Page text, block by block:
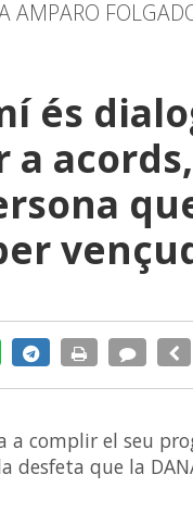
AMPARO
és
a complir el seu
desfeta que la